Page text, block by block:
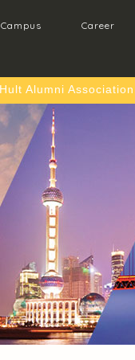
Campus Career
Hult Alumni